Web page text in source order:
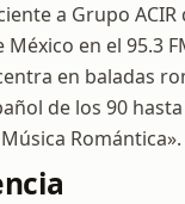
a Grupo
en el 95.3
en baladas
de los 90
Romántica».